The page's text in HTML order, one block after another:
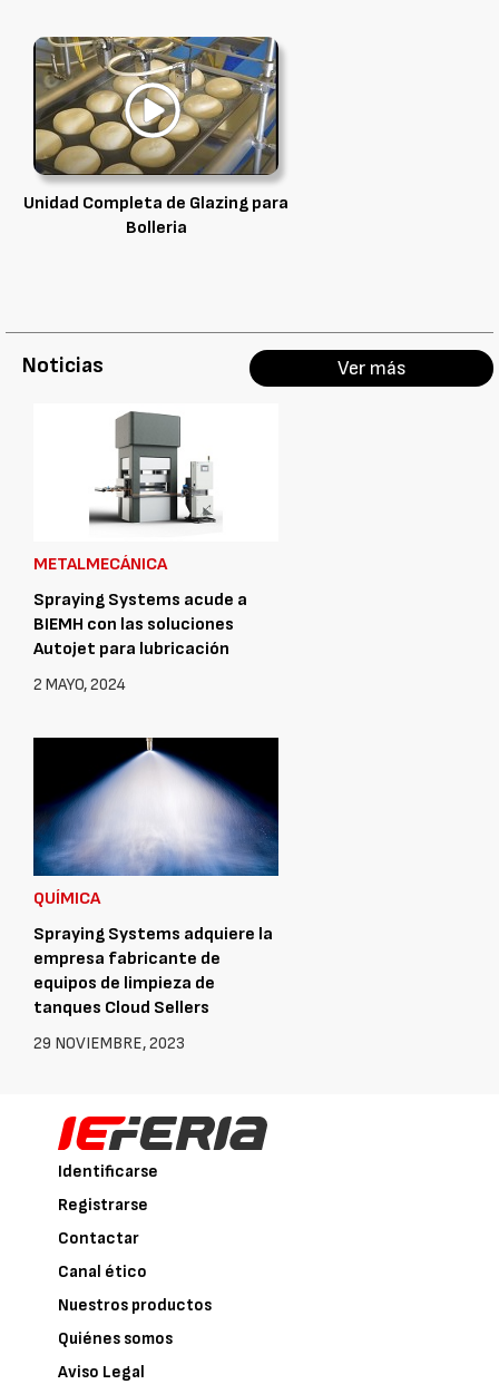
Unidad Completa de Glazing para
Bolleria
Noticias Ver más
METALMECÁNICA
Spraying Systems acude a
BIEMH con las soluciones
Autojet para lubricación
2 MAYO, 2024
QUÍMICA
Spraying Systems adquiere la
empresa fabricante de
equipos de limpieza de
tanques Cloud Sellers
29 NOVIEMBRE, 2023
Identificarse
Registrarse
Contactar
Canal ético
Nuestros productos
Quiénes somos
Aviso Legal